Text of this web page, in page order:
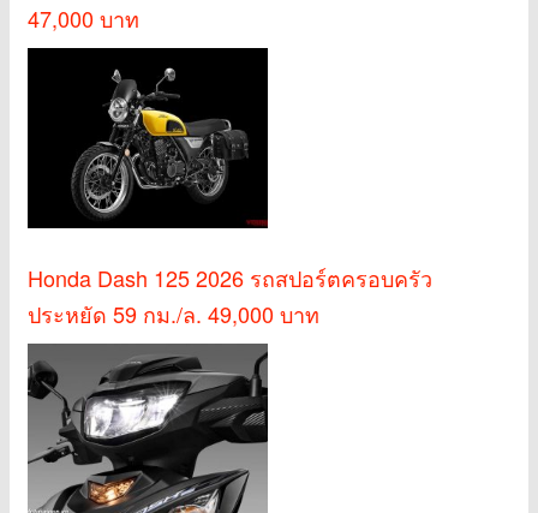
47,000 บาท
Honda Dash 125 2026 รถสปอร์ตครอบครัว
ประหยัด 59 กม./ล. 49,000 บาท